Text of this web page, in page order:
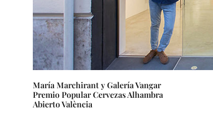
María Marchirant y Galería Vangar
Premio Popular Cervezas Alhambra
Abierto València